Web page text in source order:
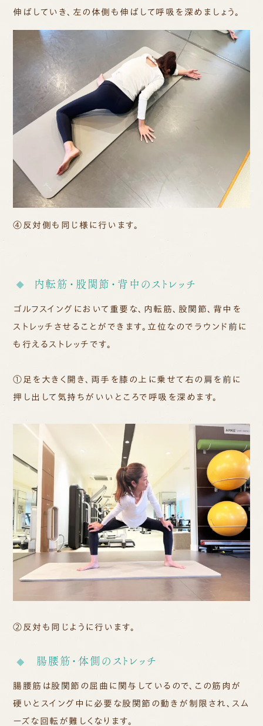
伸ばしていき、左の体側も伸ばして呼吸を深めましょう。
④ 反対側も同じ様に行います。
内転筋・股関節・背中のストレッチ
ゴルフスイングにおいて重要な、内転筋、股関節、背中を
ストレッチさせることができます。立位なのでラウンド前に
も行えるストレッチです。
①足を大きく開き、両手を膝の上に乗せて右の肩を前に
押し出して気持ちがいいところで呼吸を深めます。
② 反対も同じように行います。
腸腰筋・体側のストレッチ
腸腰筋は股関節の屈曲に関与しているので、この筋肉が
硬いとスイング中に必要な股関節の動きが制限され、スム
ーズな回転が難しくなります。